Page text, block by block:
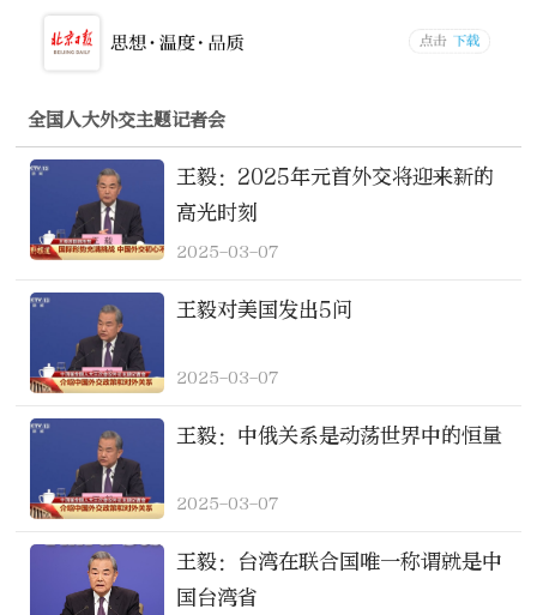
全国人大外交主题记者会
王毅：2025年元首外交将迎来新的
高光时刻
2025-03-07
王毅对美国发出5问
2025-03-07
王毅：中俄关系是动荡世界中的恒量
2025-03-07
王毅：台湾在联合国唯一称谓就是中
国台湾省